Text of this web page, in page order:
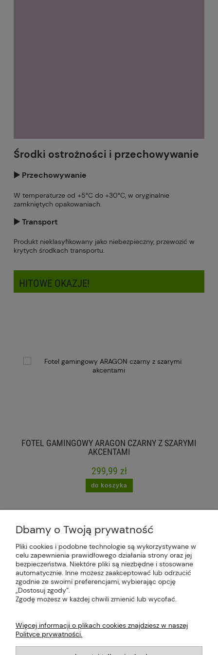
Środki ostrożności i przechowywanie
▶️ Przechowywanie
W temperaturze od +5°C do +30°C, w oryginalnie
zamkniętych opakowaniach.
▶️ Transport
Produkt nieklasyfikowany jako niebezpieczny, przewozić w
krytych środkach transportu.
HITOWE OKAZJE!
FOTEL GAMINGOWY ARAGON CZARNY Z SZARYMI
AKCENTAMI
299,99 zł
do koszyka
Plus Market Sp. z o.o. | Zakręcie 2K, 22-300
Krasnystaw, woj. lubelskie | sklep@plus-market.pl
| tel: 607 770 953 | NIP: 5170405164
O FIRMIE
Dbamy o Twoją prywatność
Pliki cookies i podobne technologie są wykorzystywane w
celu zapewnienia prawidłowego działania strony oraz jej
bezpieczeństwa. Niektóre pliki są niezbędne i stosowane
automatycznie. Inne możesz zaakceptować lub odrzucić
zgodnie ze swoimi preferencjami, wybierając opcję
„Dostosuj zgody”.
Zgodę możesz w każdej chwili zmienić lub wycofać.
Więcej informacji o plikach cookies znajdziesz w naszej
Polityce prywatności.